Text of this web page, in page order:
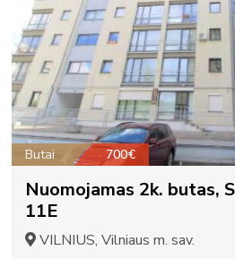
Butai 700€
Nuomojamas 2k. butas,
11E
VILNIUS, Vilniaus m. sav.